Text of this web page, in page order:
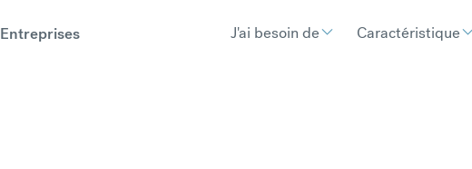
Entreprises J'ai besoin de Caractéristique